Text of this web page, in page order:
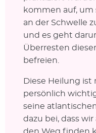
kommen auf, um
an der Schwelle
und es geht
Überresten
befreien.
Diese Heilung
persönlich
seine
dazu bei, dass